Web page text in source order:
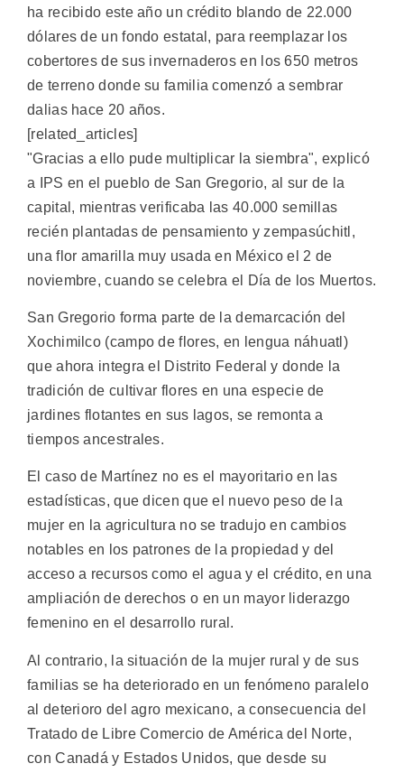
ha recibido este año un crédito blando de 22.000
dólares de un fondo estatal, para reemplazar los
cobertores de sus invernaderos en los 650 metros
de terreno donde su familia comenzó a sembrar
dalias hace 20 años.
[related_articles]
"Gracias a ello pude multiplicar la siembra", explicó
a IPS en el pueblo de San Gregorio, al sur de la
capital, mientras verificaba las 40.000 semillas
recién plantadas de pensamiento y zempasúchitl,
una flor amarilla muy usada en México el 2 de
noviembre, cuando se celebra el Día de los Muertos.
San Gregorio forma parte de la demarcación del
Xochimilco (campo de flores, en lengua náhuatl)
que ahora integra el Distrito Federal y donde la
tradición de cultivar flores en una especie de
jardines flotantes en sus lagos, se remonta a
tiempos ancestrales.
El caso de Martínez no es el mayoritario en las
estadísticas, que dicen que el nuevo peso de la
mujer en la agricultura no se tradujo en cambios
notables en los patrones de la propiedad y del
acceso a recursos como el agua y el crédito, en una
ampliación de derechos o en un mayor liderazgo
femenino en el desarrollo rural.
Al contrario, la situación de la mujer rural y de sus
familias se ha deteriorado en un fenómeno paralelo
al deterioro del agro mexicano, a consecuencia del
Tratado de Libre Comercio de América del Norte,
con Canadá y Estados Unidos, que desde su